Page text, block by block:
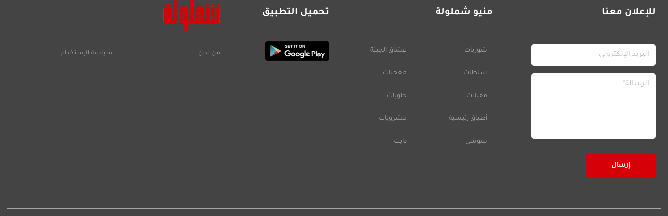
للإعلان معنا منيو شملولة
شوربات
سلطات
مقبلات
أطباق رئيسية
سوشي
عشاق الجبنة
معجنات
حلويات
مشروبات
دايت
تحميل التطبيق
من نحن سياسة الإستخدام